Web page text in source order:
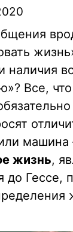
наличия
Все,
жизнь,
Гессе,